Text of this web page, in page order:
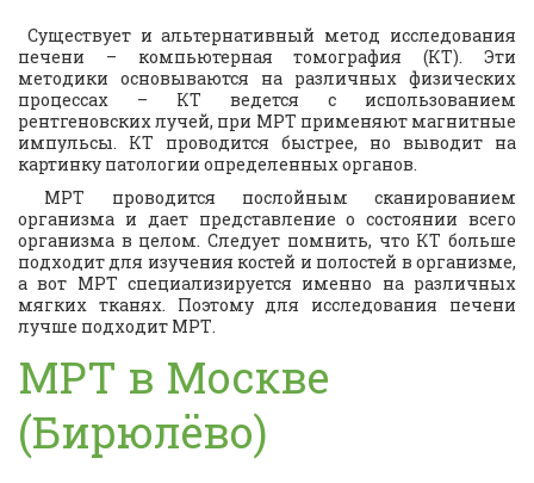
Существует и альтернативный метод исследования
печени – компьютерная томография (КТ). Эти
методики основываются на различных физических
процессах – КТ ведется с использованием
рентгеновских лучей, при МРТ применяют магнитные
импульсы. КТ проводится быстрее, но выводит на
картинку патологии определенных органов.
МРТ проводится послойным сканированием
организма и дает представление о состоянии всего
организма в целом. Следует помнить, что КТ больше
подходит для изучения костей и полостей в организме,
а вот МРТ специализируется именно на различных
мягких тканях. Поэтому для исследования печени
лучше подходит МРТ.
МРТ в Москве
(Бирюлёво)